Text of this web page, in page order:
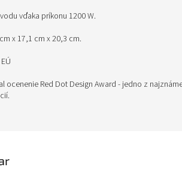
vďaka príkonu 1200 W.
x 17,1 cm x 20,3 cm.
ocenenie Red Dot Design Award - jedno z